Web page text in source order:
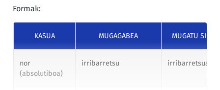
Formak:
KASUA MUGAGABEA MUGATU
nor
(absolutiboa)
irribarretsu irribarretsua